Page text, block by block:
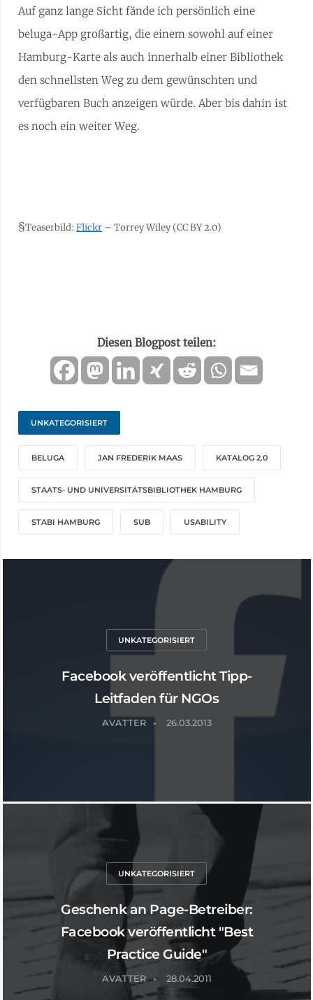
Auf ganz lange Sicht fände ich persönlich eine
beluga-App großartig, die einem sowohl auf einer
Hamburg-Karte als auch innerhalb einer Bibliothek
den schnellsten Weg zu dem gewünschten und
verfügbaren Buch anzeigen würde. Aber bis dahin ist
es noch ein weiter Weg.
§Teaserbild:Flickr – Torrey Wiley (CC BY 2.0)
Diesen Blogpost teilen:
UNKATEGORISIERT
BELUGA JAN FREDERIK MAAS KATALOG 2.0
STAATS- UND UNIVERSITÄTSBIBLIOTHEK HAMBURG
STABI HAMBURG SUB USABILITY
UNKATEGORISIERT
Facebook veröffentlicht Tipp-
Leitfaden für NGOs
AVATTER 26.03.2013
UNKATEGORISIERT
Geschenk an Page-Betreiber:
Facebook veröffentlicht "Best
Practice Guide"
AVATTER 28.04.2011